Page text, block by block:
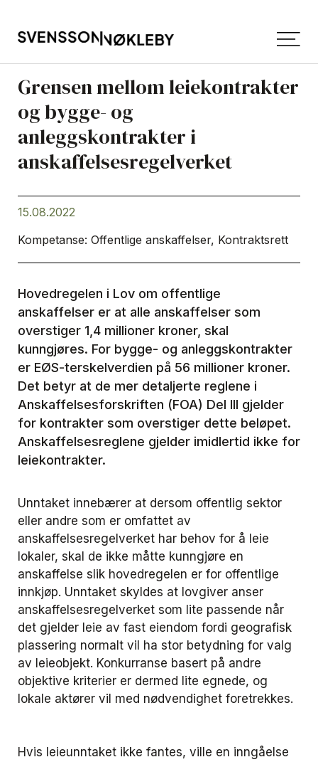
Grensen mellom leiekontrakter
og bygge- og
anleggskontrakter i
anskaffelsesregelverket
15.08.2022
Kompetanse: Offentlige anskaffelser, Kontraktsrett
Hovedregelen i Lov om offentlige
anskaffelser er at alle anskaffelser som
overstiger 1,4 millioner kroner, skal
kunngjøres. For bygge- og anleggskontrakter
er EØS-terskelverdien på 56 millioner kroner.
Det betyr at de mer detaljerte reglene i
Anskaffelsesforskriften (FOA) Del III gjelder
for kontrakter som overstiger dette beløpet.
Anskaffelsesreglene gjelder imidlertid ikke for
leiekontrakter.
Unntaket innebærer at dersom offentlig sektor
eller andre som er omfattet av
anskaffelsesregelverket har behov for å leie
lokaler, skal de ikke måtte kunngjøre en
anskaffelse slik hovedregelen er for offentlige
innkjøp. Unntaket skyldes at lovgiver anser
anskaffelsesregelverket som lite passende når
det gjelder leie av fast eiendom fordi geografisk
plassering normalt vil ha stor betydning for valg
av leieobjekt. Konkurranse basert på andre
objektive kriterier er dermed lite egnede, og
lokale aktører vil med nødvendighet foretrekkes.
Hvis leieunntaket ikke fantes, ville en inngåelse